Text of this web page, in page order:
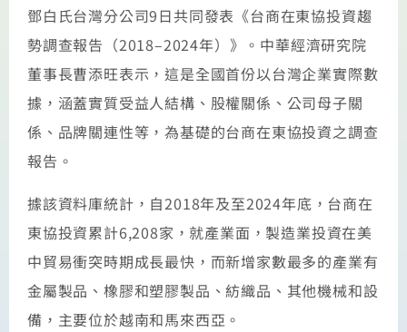
鄧白氏台灣分公司9日共同發表《台商在東協投資趨
勢調查報告（2018–2024年）》。中華經濟研究院
董事長曹添旺表示，這是全國首份以台灣企業實際數
據，涵蓋實質受益人結構、股權關係、公司母子關
係、品牌關連性等，為基礎的台商在東協投資之調查
報告。
據該資料庫統計，自2018年及至2024年底，台商在
東協投資累計6,208家，就產業面，製造業投資在美
中貿易衝突時期成長最快，而新增家數最多的產業有
金屬製品、橡膠和塑膠製品、紡織品、其他機械和設
備，主要位於越南和馬來西亞。